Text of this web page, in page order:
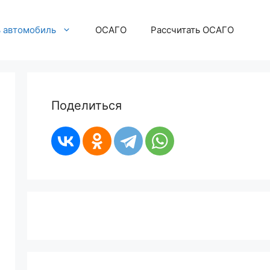
автомобиль ОСАГО Рассчитать ОСАГО
Поделиться